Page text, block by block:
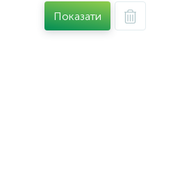
Шило банківське
Шпильки
Показати